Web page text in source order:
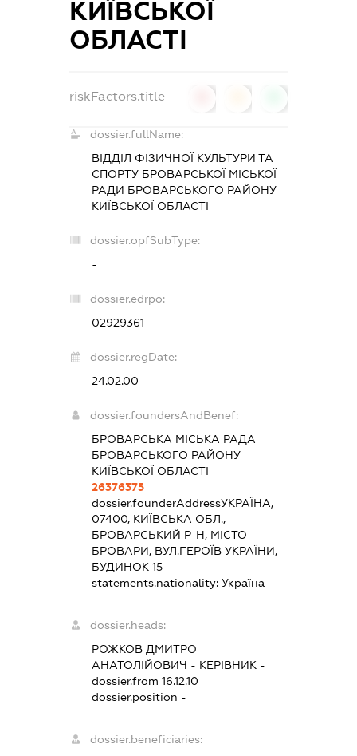
КИЇВСЬКОЇ
ОБЛАСТІ
riskFactors.title
dossier.fullName:
ВІДДІЛ ФІЗИЧНОЇ КУЛЬТУРИ ТА
СПОРТУ БРОВАРСЬКОЇ МІСЬКОЇ
РАДИ БРОВАРСЬКОГО РАЙОНУ
КИЇВСЬКОЇ ОБЛАСТІ
dossier.opfSubType:
-
dossier.edrpo:
02929361
dossier.regDate:
24.02.00
dossier.foundersAndBenef:
БРОВАРСЬКА МІСЬКА РАДА
БРОВАРСЬКОГО РАЙОНУ
КИЇВСЬКОЇ ОБЛАСТІ
26376375
dossier.founderAddressУКРАЇНА,
07400, КИЇВСЬКА ОБЛ.,
БРОВАРСЬКИЙ Р-Н, МІСТО
БРОВАРИ, ВУЛ.ГЕРОЇВ УКРАЇНИ,
БУДИНОК 15
statements.nationality:Україна
dossier.heads:
РОЖКОВ ДМИТРО
АНАТОЛІЙОВИЧ - КЕРІВНИК -
dossier.from 16.12.10
dossier.position -
dossier.beneficiaries: